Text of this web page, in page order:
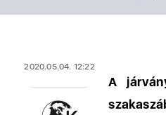
2020.05.04. 12:22
A